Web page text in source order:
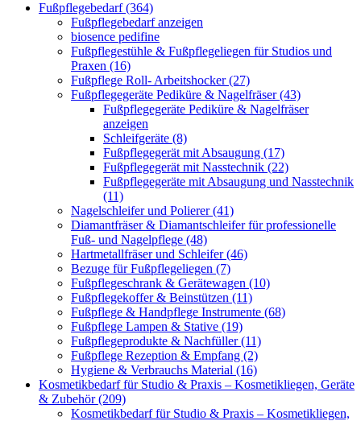
Fußpflegebedarf (364)
Fußpflegebedarf anzeigen
biosence pedifine
Fußpflegestühle & Fußpflegeliegen für Studios und
Praxen (16)
Fußpflege Roll- Arbeitshocker (27)
Fußpflegegeräte Pediküre & Nagelfräser (43)
Fußpflegegeräte Pediküre & Nagelfräser
anzeigen
Schleifgeräte (8)
Fußpflegegerät mit Absaugung (17)
Fußpflegegerät mit Nasstechnik (22)
Fußpflegegeräte mit Absaugung und Nasstechnik
(11)
Nagelschleifer und Polierer (41)
Diamantfräser & Diamantschleifer für professionelle
Fuß- und Nagelpflege (48)
Hartmetallfräser und Schleifer (46)
Bezuge für Fußpflegeliegen (7)
Fußpflegeschrank & Gerätewagen (10)
Fußpflegekoffer & Beinstützen (11)
Fußpflege & Handpflege Instrumente (68)
Fußpflege Lampen & Stative (19)
Fußpflegeprodukte & Nachfüller (11)
Fußpflege Rezeption & Empfang (2)
Hygiene & Verbrauchs Material (16)
Kosmetikbedarf für Studio & Praxis – Kosmetikliegen, Geräte
& Zubehör (209)
Kosmetikbedarf für Studio & Praxis – Kosmetikliegen,